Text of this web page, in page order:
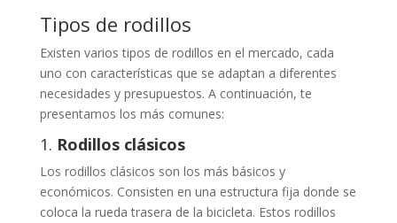
Tipos de rodillos
Existen varios tipos de rodillos en el mercado, cada
uno con características que se adaptan a diferentes
necesidades y presupuestos. A continuación, te
presentamos los más comunes:
1. Rodillos clásicos
Los rodillos clásicos son los más básicos y
económicos. Consisten en una estructura fija donde se
coloca la rueda trasera de la bicicleta. Estos rodillos